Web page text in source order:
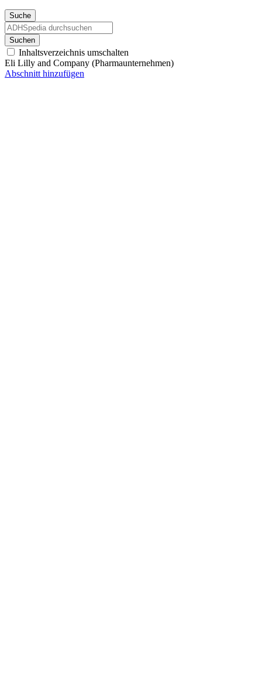
Suche
Suchen
Inhaltsverzeichnis umschalten
Eli Lilly and Company (Pharmaunternehmen)
Abschnitt hinzufügen